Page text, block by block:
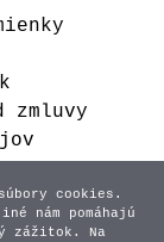
zmluvy
cookies.
nám pomáhajú
zážitok. Na